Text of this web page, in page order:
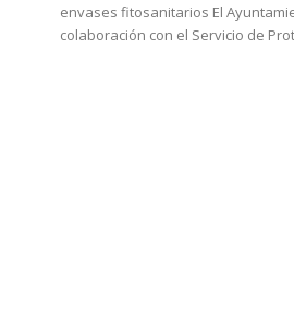
envases fitosanitarios El
colaboración con el Servicio de